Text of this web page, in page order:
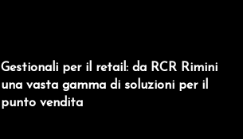
Gestionali per il retail: da RCR Rimini
una vasta gamma di soluzioni per il
punto vendita